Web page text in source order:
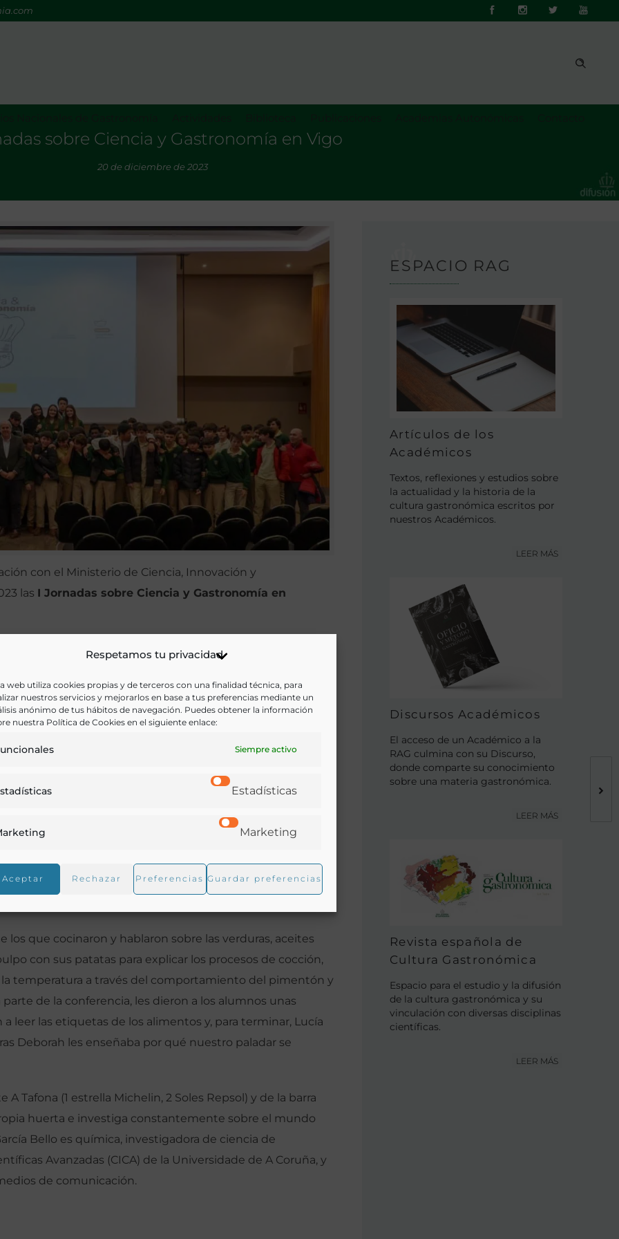
Respetamos tu privacidad
web utiliza cookies propias y de terceros con una finalidad técnica, para
nuestros servicios y mejorarlos en base a tus preferencias mediante un
anónimo de tus hábitos de navegación. Puedes obtener la información
nuestra Política de Cookies en el siguiente enlace:
Siempre activo
Estadísticas
Marketing
Aceptar Rechazar Preferencias Guardar preferencias
sobre Ciencia y Gastronomía en Vigo
20 de diciembre de 2023
con el Ministerio de Ciencia, Innovación y
las I Jornadas sobre Ciencia y Gastronomía en
de gastronomía y ciencia y darles a conocer la relación
de la gastronomía en la sociedad actual va mucho más
lúdica, se trata de un pilar fundamental de la
de Lezo, presidente de la Real Academia de
verdadera revolución en la cocina, una revolución
es fuente de innovación genuina, de avance e
de enriquecer la vida humana. Este enfoque de la
considerándolo un objeto de conocimiento científico.
al celebrar estas jornadas que tras los
con dos protagonistas: la cocinera Lucía Freitas y la
los que cocinaron y hablaron sobre las verduras, aceites
con sus patatas para explicar los procesos de cocción,
temperatura a través del comportamiento del pimentón y
de la conferencia, les dieron a los alumnos unas
leer las etiquetas de los alimentos y, para terminar, Lucía
Deborah les enseñaba por qué nuestro paladar se
Tafona (1 estrella Michelin, 2 Soles Repsol) y de la barra
huerta e investiga constantemente sobre el mundo
Bello es química, investigadora de ciencia de
Avanzadas (CICA) de la Universidade de A Coruña, y
de comunicación.
ESPACIO RAG
Artículos de los
Académicos
Textos, reflexiones y estudios sobre
la actualidad y la historia de la
cultura gastronómica escritos por
nuestros Académicos.
LEER MÁS
Discursos Académicos
El acceso de un Académico a la
RAG culmina con su Discurso,
donde comparte su conocimiento
sobre una materia gastronómica.
LEER MÁS
Revista española de
Cultura Gastronómica
Espacio para el estudio y la difusión
de la cultura gastronómica y su
vinculación con diversas disciplinas
científicas.
LEER MÁS